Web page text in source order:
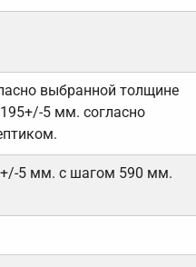
выбранной толщине
5 мм. согласно
5 мм. с шагом 590 мм.